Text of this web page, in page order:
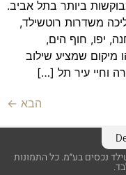
ביותר בתל אביב.
משדרות רוטשילד,
יפו, חוף הים,
מיקום שמציע שילוב
וחיי עיר תל […]
הבא ←
נכסים בע״מ. כל התמונות